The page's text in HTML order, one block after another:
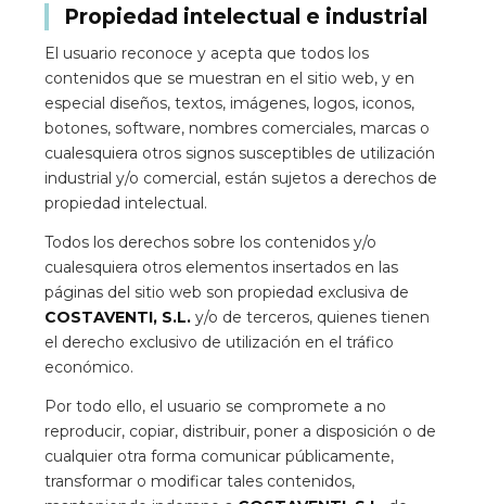
Propiedad intelectual e industrial
El usuario reconoce y acepta que todos los
contenidos que se muestran en el sitio web, y en
especial diseños, textos, imágenes, logos, iconos,
botones, software, nombres comerciales, marcas o
cualesquiera otros signos susceptibles de utilización
industrial y/o comercial, están sujetos a derechos de
propiedad intelectual.
Todos los derechos sobre los contenidos y/o
cualesquiera otros elementos insertados en las
páginas del sitio web son propiedad exclusiva de
COSTAVENTI, S.L. y/o de terceros, quienes tienen
el derecho exclusivo de utilización en el tráfico
económico.
Por todo ello, el usuario se compromete a no
reproducir, copiar, distribuir, poner a disposición o de
cualquier otra forma comunicar públicamente,
transformar o modificar tales contenidos,